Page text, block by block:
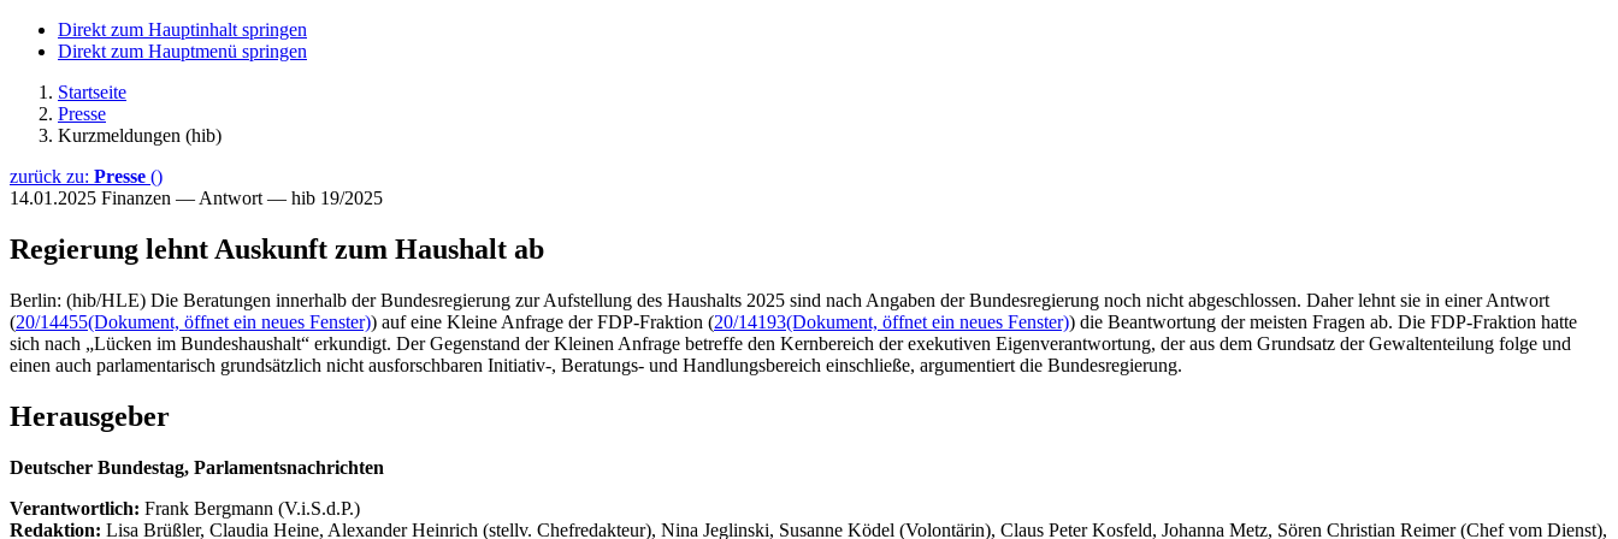
Direkt zum Hauptinhalt springen
Direkt zum Hauptmenü springen
Startseite
Presse
Kurzmeldungen (hib)
zurück zu: Presse ()
14.01.2025 Finanzen — Antwort — hib 19/2025
Regierung lehnt Auskunft zum Haushalt ab
Berlin: (hib/HLE) Die Beratungen innerhalb der Bundesregierung zur Aufstellung des Haushalts 2025 sind nach Angaben der Bundesregierung noch nicht abgeschlossen. Daher lehnt sie in einer Antwort
(20/14455(Dokument, öffnet ein neues Fenster)) auf eine Kleine Anfrage der FDP-Fraktion (20/14193(Dokument, öffnet ein neues Fenster)) die Beantwortung der meisten Fragen ab. Die FDP-Fraktion hatte
sich nach „Lücken im Bundeshaushalt“ erkundigt. Der Gegenstand der Kleinen Anfrage betreffe den Kernbereich der exekutiven Eigenverantwortung, der aus dem Grundsatz der Gewaltenteilung folge und
einen auch parlamentarisch grundsätzlich nicht ausforschbaren Initiativ-, Beratungs- und Handlungsbereich einschließe, argumentiert die Bundesregierung.
Herausgeber
Deutscher Bundestag, Parlamentsnachrichten
Verantwortlich: Frank Bergmann (V.i.S.d.P.)
Redaktion: Lisa Brüßler, Claudia Heine, Alexander Heinrich (stellv. Chefredakteur), Nina Jeglinski, Susanne Ködel (Volontärin), Claus Peter Kosfeld, Johanna Metz, Sören Christian Reimer (Chef vom Dienst),